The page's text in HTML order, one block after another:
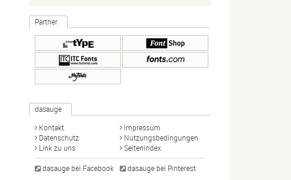
Partner
dasauge
Kontakt
Impressum
Datenschutz
Nutzungsbedingungen
Link zu uns
Seitenindex
dasauge bei Facebook dasauge bei Pinterest